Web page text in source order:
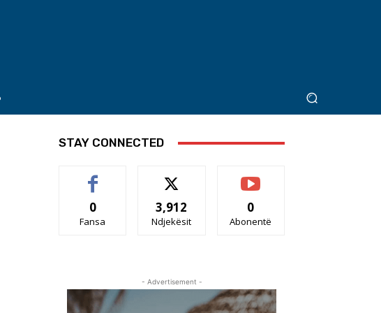
STAY CONNECTED
0
Fansa
3,912
Ndjekësit
0
Abonentë
- Advertisement -